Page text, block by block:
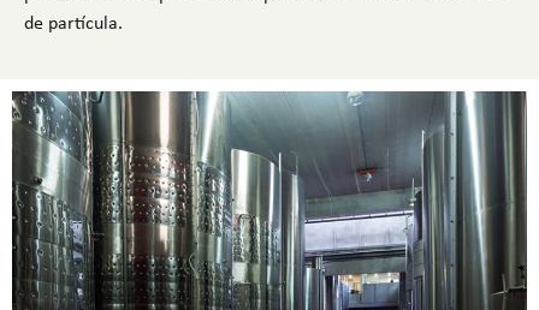
de partícula.